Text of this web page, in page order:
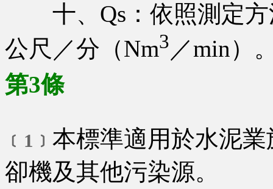
十、Qs：依照測定方
公尺／分（Nm3 ／min）
第3條
﹝1﹞ 本標準適用於水泥
卻機及其他污染源。